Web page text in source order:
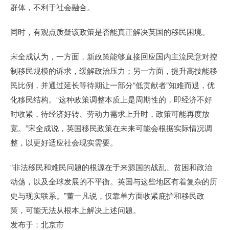
群体，不利于社会融合。
同时，有观点质疑该政策是否能真正解决英国的移民困境。
宋全成认为，一方面，新政策能够直接回应国内主流民意对控
制移民规模的诉求，缓解政治压力；另一方面，提升高技能移
民比例，并通过延长等待期让一部分“低贡献者”知难而退，优
化移民结构。“这种政策调整本质上是周期性的，即经济不好
时收紧，待经济好转、劳动力需求上升时，政策可能再度放
宽。”宋全成说，英国移民政策在未来可能会根据实际情况调
整，以更好适应社会现实需要。
“非法移民和难民问题的根源在于来源国的战乱、贫困和政治
动荡，以及全球发展的不平衡。英国与这些地区有着复杂的历
史与现实联系。”董一凡说，仅靠单方面收紧庇护和移民政
策，可能无法从根本上解决上述问题。
发布于：北京市